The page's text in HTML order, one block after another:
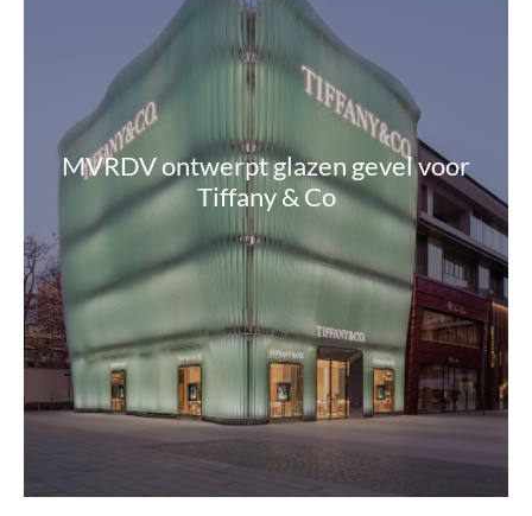
MVRDV ontwerpt glazen gevel voor
Tiffany & Co